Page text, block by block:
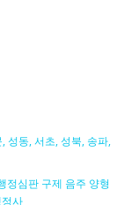
성동, 서초, 성북, 송파,
정심판 구제 음주 양형
사